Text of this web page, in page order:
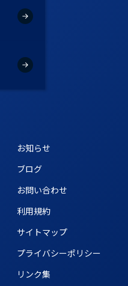
お知らせ
ブログ
お問い合わせ
利用規約
サイトマップ
プライバシーポリシー
リンク集